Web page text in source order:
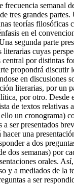
frecuencia semanal
tres grandes
teorías filosóficas
en el
segunda parte
literarias cuyas
por distintas
propondrá discutir
en discusiones
literarias, por un
por otro. Desde
de textos relativas
un cronograma)
ser presentados
hacer una
a dos
dos semanas) por
orales.
y a mediados de la
a ser